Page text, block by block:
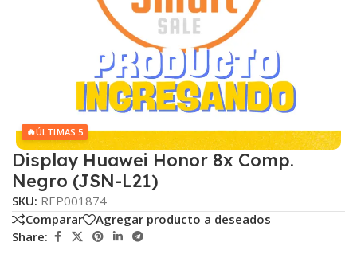
🔥ÚLTIMAS 5
Display Huawei Honor 8x Comp.
Negro (JSN-L21)
SKU: REP001874
Comparar
Agregar producto a deseados
Share: